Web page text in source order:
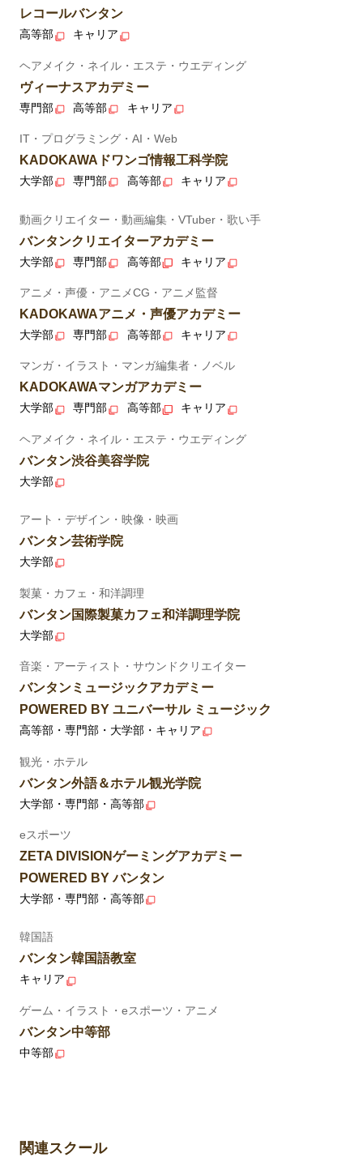
レコールバンタン
高等部 キャリア
ヘアメイク・ネイル・エステ・ウエディング
ヴィーナスアカデミー
専門部 高等部 キャリア
IT・プログラミング・AI・Web
KADOKAWAドワンゴ情報工科学院
大学部 専門部 高等部 キャリア
動画クリエイター・動画編集・VTuber・歌い手
バンタンクリエイターアカデミー
大学部 専門部 高等部 キャリア
アニメ・声優・アニメCG・アニメ監督
KADOKAWAアニメ・声優アカデミー
大学部 専門部 高等部 キャリア
マンガ・イラスト・マンガ編集者・ノベル
KADOKAWAマンガアカデミー
大学部 専門部 高等部 キャリア
ヘアメイク・ネイル・エステ・ウエディング
バンタン渋谷美容学院
大学部
アート・デザイン・映像・映画
バンタン芸術学院
大学部
製菓・カフェ・和洋調理
バンタン国際製菓カフェ和洋調理学院
大学部
音楽・アーティスト・サウンドクリエイター
バンタンミュージックアカデミー
POWERED BY ユニバーサル ミュージック
高等部・専門部・大学部・キャリア
観光・ホテル
バンタン外語＆ホテル観光学院
大学部・専門部・高等部
eスポーツ
ZETA DIVISIONゲーミングアカデミー
POWERED BY バンタン
大学部・専門部・高等部
韓国語
バンタン韓国語教室
キャリア
ゲーム・イラスト・eスポーツ・アニメ
バンタン中等部
中等部
関連スクール